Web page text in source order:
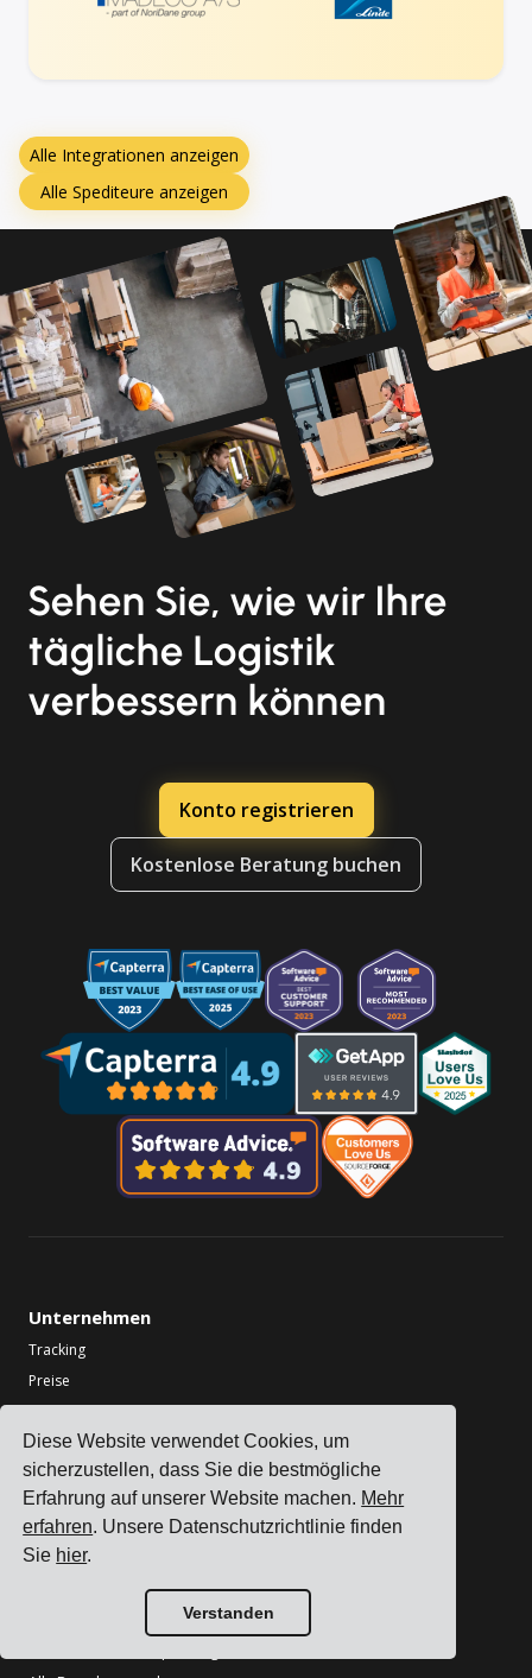
Diese Website verwendet Cookies, um
sicherzustellen, dass Sie die bestmögliche
Erfahrung auf unserer Website machen. Mehr
erfahren. Unsere Datenschutzrichtlinie finden
Sie hier.
Verstanden
Alle Integrationen anzeigen
Alle Spediteure anzeigen
Sehen Sie, wie wir Ihre
tägliche Logistik
verbessern können
Konto registrieren
Kostenlose Beratung buchen
Unternehmen
Tracking
Preise
Kundengeschichten
Kontakte
Partner werden
Branchen
TMS für Elektronikhersteller
TMS für Chemiehersteller
TMS für Metall- und Maschinenhersteller